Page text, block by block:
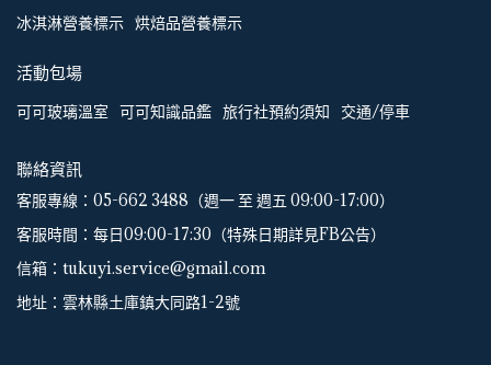
冰淇淋營養標示 烘焙品營養標示
活動包場
可可玻璃溫室 可可知識品鑑 旅行社預約須知 交通/停車
聯絡資訊
客服專線：05-662 3488（週一 至 週五 09:00-17:00）
客服時間：每日09:00-17:30（特殊日期詳見FB公告）
信箱：tukuyi.service@gmail.com
地址：雲林縣土庫鎮大同路1-2號